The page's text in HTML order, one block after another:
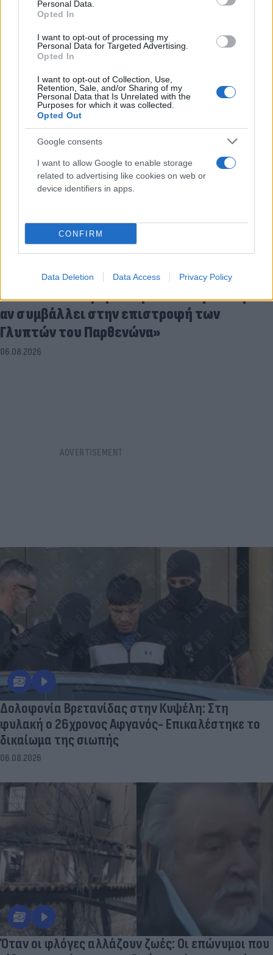
Personal Data.
Opted In
I want to opt-out of processing my
Personal Data for Targeted Advertising.
Opted In
I want to opt-out of Collection, Use,
Retention, Sale, and/or Sharing of my
Personal Data that Is Unrelated with the
Purposes for which it was collected.
Opted Out
Google consents
I want to allow Google to enable storage
related to advertising like cookies on web or
device identifiers in apps.
CONFIRM
Data Deletion Data Access Privacy Policy
Breitbart: «Ο Τραμπ θα μείνει στην Ιστορία
αν συμβάλλει στην επιστροφή των
Γλυπτών του Παρθενώνα»
06.08.2026
Δολοφονία Βρετανίδας στην Κυψέλη: Στη
φυλακή ο 26χρονος Αφγανός- Επικαλέστηκε το
δικαίωμα της σιωπής
06.08.2026
Όταν οι φλόγες αλλάζουν ζωές: Οι επώνυμοι που